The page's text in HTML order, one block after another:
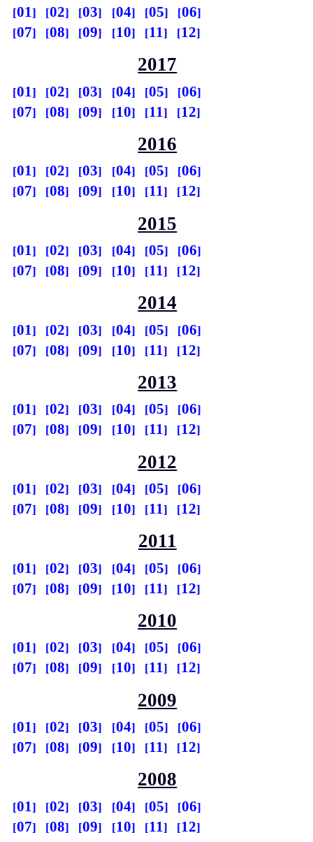
01 02 03 04 05
06
07
08 09 10 11 12
2017
01 02 03 04 05
06
07
08 09 10 11 12
2016
01 02 03 04 05
06
07
08 09 10 11 12
2015
01 02 03 04 05
06
07
08 09 10 11 12
2014
01 02 03 04 05
06
07
08 09 10 11 12
2013
01 02 03 04 05
06
07
08 09 10 11 12
2012
01 02 03 04 05
06
07
08 09 10 11 12
2011
01 02 03 04 05
06
07
08 09 10 11 12
2010
01 02 03 04 05
06
07
08 09 10 11 12
2009
01 02 03 04 05
06
07
08 09 10 11 12
2008
01 02 03 04 05
06
07
08 09 10 11 12